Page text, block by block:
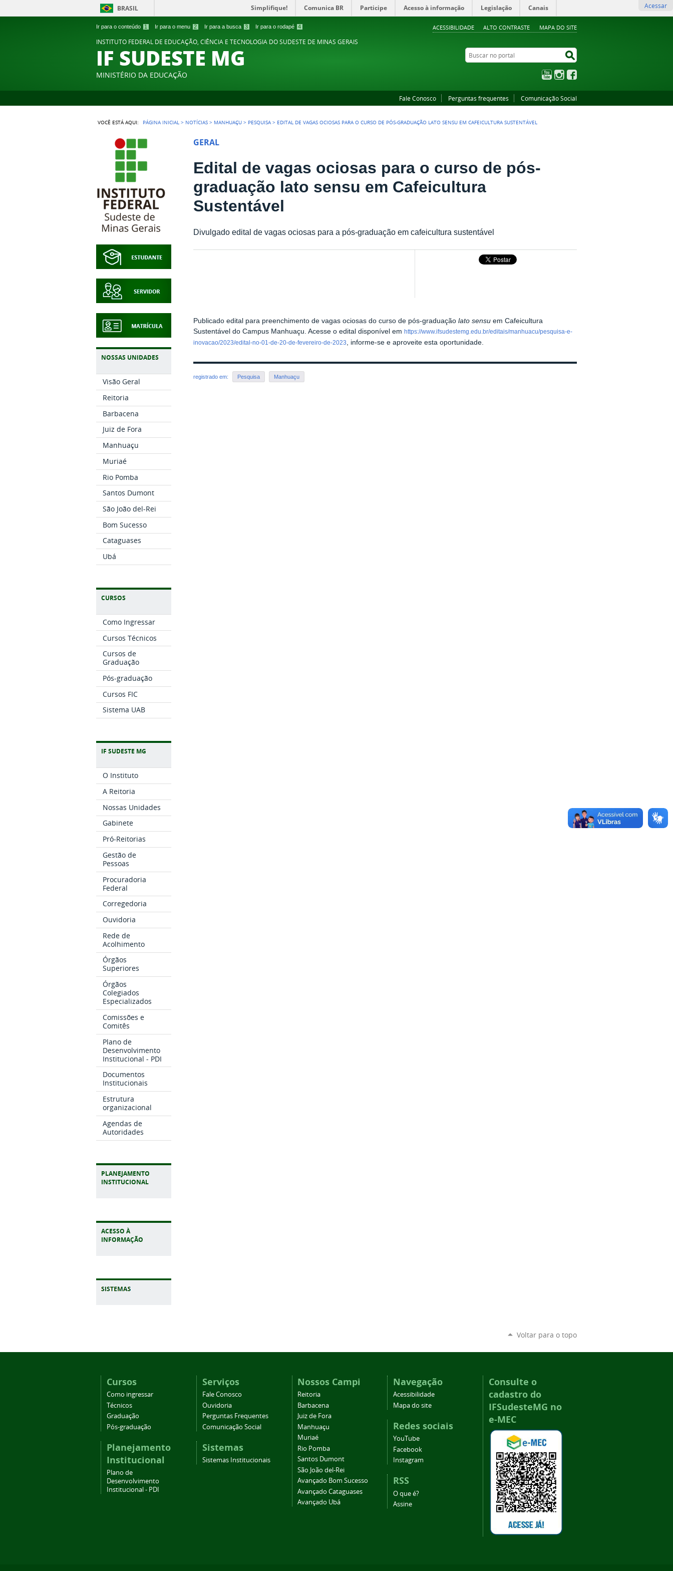
Ir para o conteúdo 1 Ir para o menu 2 Ir para a busca 3 Ir para o rodapé 4 ACESSIBILIDADE ALTO CONTRASTE MAPA DO SITE
BRASIL Simplifique! Comunica BR Participe Acesso à informação Legislação Canais Acessar
INSTITUTO FEDERAL DE EDUCAÇÃO, CIÊNCIA E TECNOLOGIA DO SUDESTE DE MINAS GERAIS
IF SUDESTE MG
MINISTÉRIO DA EDUCAÇÃO
Buscar no portal
YouTubeInstagram
Fale Conosco Perguntas frequentes Comunicação Social
VOCÊ ESTÁ AQUI: PÁGINA INICIAL > NOTÍCIAS > MANHUAÇU > PESQUISA > EDITAL DE VAGAS OCIOSAS PARA O CURSO DE PÓS-GRADUAÇÃO LATO SENSU EM CAFEICULTURA SUSTENTÁVEL
NOSSAS UNIDADES
Visão Geral
Reitoria
Barbacena
Juiz de Fora
Manhuaçu
Muriaé
Rio Pomba
Santos Dumont
São João del-Rei
Bom Sucesso
Cataguases
Ubá
CURSOS
Como Ingressar
Cursos Técnicos
Cursos de
Graduação
Pós-graduação
Cursos FIC
Sistema UAB
IF SUDESTE MG
O Instituto
A Reitoria
Nossas Unidades
Gabinete
Pró-Reitorias
Gestão de
Pessoas
Procuradoria
Federal
Corregedoria
Ouvidoria
Rede de
Acolhimento
Órgãos
Superiores
Órgãos
Colegiados
Especializados
Comissões e
Comitês
Plano de
Desenvolvimento
Institucional - PDI
Documentos
Institucionais
Estrutura
organizacional
Agendas de
Autoridades
PLANEJAMENTO
INSTITUCIONAL
ACESSO À
INFORMAÇÃO
GERAL
Edital de vagas ociosas para o curso de pós-
graduação lato sensu em Cafeicultura
Sustentável
Divulgado edital de vagas ociosas para a pós-graduação em cafeicultura sustentável
Publicado edital para preenchimento de vagas ociosas do curso de pós-graduaçãolato sensu em Cafeicultura
Sustentável do Campus Manhuaçu. Acesse o edital disponível emhttps://www.ifsudestemg.edu.br/editais/manhuacu/pesquisa-e-
inovacao/2023/edital-no-01-de-20-de-fevereiro-de-2023
, informe-se e aproveite esta oportunidade.
registrado em: Pesquisa Manhuaçu
Voltar para o topo
Cursos
Como ingressar
Técnicos
Graduação
Pós-graduação
Planejamento
Institucional
Plano de
Desenvolvimento
Institucional - PDI
Serviços
Fale Conosco
Ouvidoria
Perguntas Frequentes
Comunicação Social
Sistemas
Sistemas Institucionais
Nossos Campi
Reitoria
Barbacena
Juiz de Fora
Manhuaçu
Muriaé
Rio Pomba
Santos Dumont
São João del-Rei
Avançado Bom Sucesso
Avançado Cataguases
Avançado Ubá
Navegação
Acessibilidade
Mapa do site
Redes sociais
YouTube
Facebook
Instagram
RSS
O que é?
Assine
Consulte o
cadastro do
IFSudesteMG no
e-MEC